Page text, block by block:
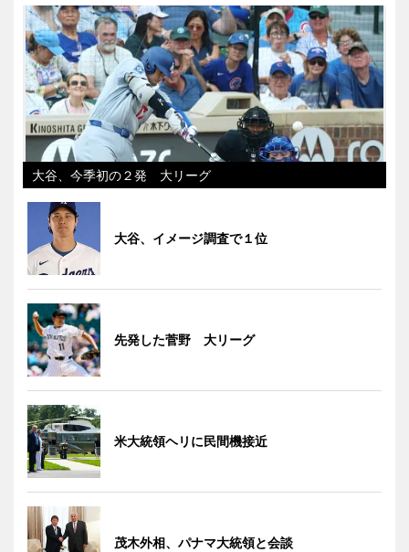
大谷、今季初の２発 大リーグ
大谷、イメージ調査で１位
先発した菅野 大リーグ
米大統領ヘリに民間機接近
茂木外相、パナマ大統領と会談